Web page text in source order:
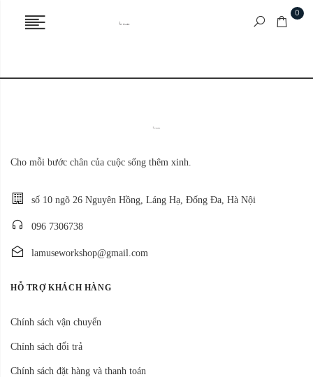
0
Cho mỗi bước chân của cuộc sống thêm xinh.
số 10 ngõ 26 Nguyên Hồng, Láng Hạ, Đống Đa, Hà Nội
096 7306738
lamuseworkshop@gmail.com
HỖ TRỢ KHÁCH HÀNG
Chính sách vận chuyển
Chính sách đổi trả
Chính sách đặt hàng và thanh toán